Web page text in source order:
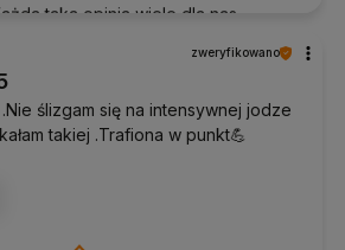
: wygodniejszy w noszeniu niż szelki,
: korkowe do uniwersalnego zastosowania,
Intense, co wybrać
taka opinia wiele dla nas
zweryfikowano
ślizgam się na intensywnej jodze
takiej .Trafiona w punkt💪